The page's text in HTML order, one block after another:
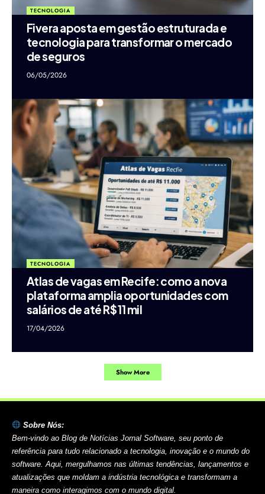
TECNOLOGIA
Fivera aposta em gestão estruturada e
tecnologia para transformar o mercado
de seguros
06/05/2026
TECNOLOGIA
Atlas de vagas em Recife: como a nova
plataforma amplia oportunidades com
salários de até R$ 11 mil
17/04/2026
Show More
Sobre Nós:
Bem-vindo ao Blog de Notícias Jornal Software, seu ponto de
referência para tudo relacionado a tecnologia, inovação e o mundo do
software. Aqui, mergulhamos nas últimas tendências, lançamentos e
atualizações que moldam a indústria tecnológica e transformam a
maneira como interagimos com o mundo digital.